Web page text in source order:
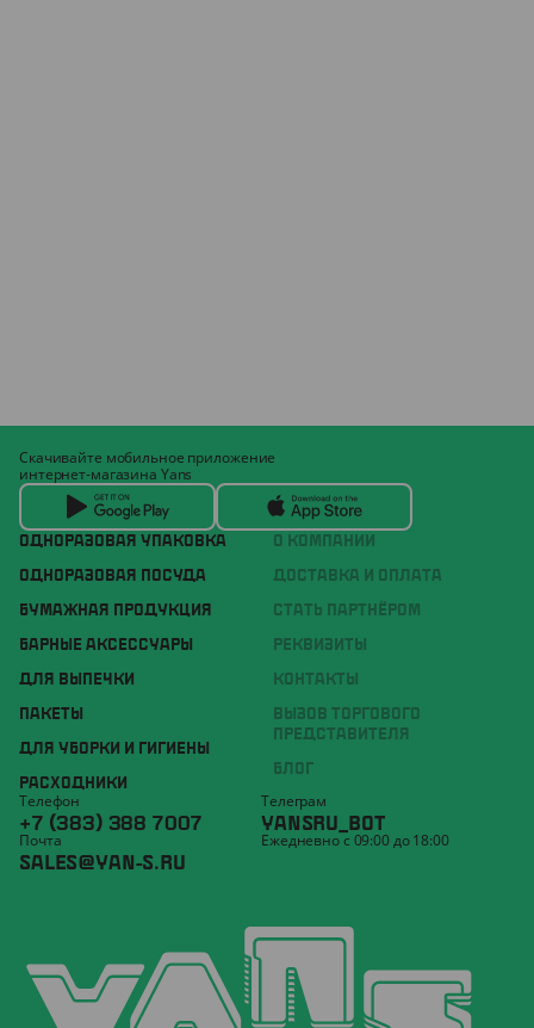
ОДНОРАЗОВАЯ УПАКОВКА
ОДНОРАЗОВАЯ ПОСУДА
БУМАЖНАЯ ПРОДУКЦИЯ
БАРНЫЕ АКСЕССУАРЫ
ДЛЯ ВЫПЕЧКИ
ПАКЕТЫ
ДЛЯ УБОРКИ И ГИГИЕНЫ
РАСХОДНИКИ
О КОМПАНИИ
ДОСТАВКА И ОПЛАТА
СТАТЬ ПАРТНЁРОМ
РЕКВИЗИТЫ
КОНТАКТЫ
ВЫЗОВ ТОРГОВОГО
ПРЕДСТАВИТЕЛЯ
БЛОГ
Скачивайте мобильное приложение
интернет-магазина Yans
Телефон
+7 (383) 388 7007
Телеграм
YANSRU_BOT
Почта
SALES@YAN-S.RU
Ежедневно с 09:00 до 18:00